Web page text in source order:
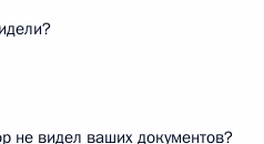
не видел ваших документов?